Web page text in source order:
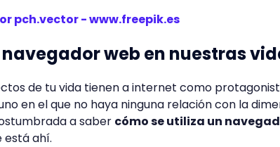
pch.vector - www.freepik.es
weben nuestras
de tu vida tienen a internet como
en el que no haya ninguna relación con la
a saber cómo se utiliza un
está ahí.